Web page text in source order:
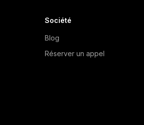
Société
Blog
Réserver un appel